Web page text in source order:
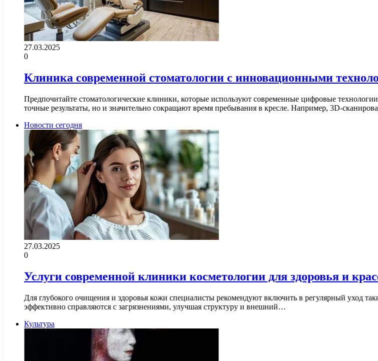
27.03.2025
0
Клиника современной стоматологии с инновационными
Предпочитайте стоматологические клиники, которые используют современные цифровые
точные результаты, но и значительно сокращают время пребывания в кресле. Например, 3D-
Новости сегодня
27.03.2025
0
Услуги современной клиники косметологии для здоровья и
Для глубокого очищения и здоровья кожи специалисты рекомендуют включить в регулярный уход
эффективно справляются с загрязнениями, улучшая структуру и внешний…
Культура